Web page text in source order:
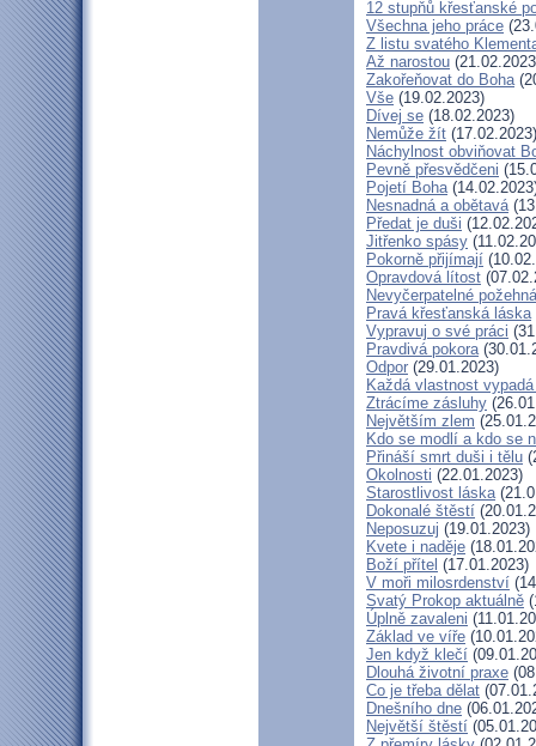
12 stupňů křesťanské
Všechna jeho práce
Z listu svatého
Až narostou
Zakořeňovat do Boha
Vše (19.02.2023)
Dívej se (18.02.2023)
Nemůže žít (17.02.2023)
Náchylnost obviňovat
Pevně přesvědčeni
Pojetí Boha
Nesnadná a obětavá
Předat je duši
Jitřenko spásy
Pokorně přijímají
Opravdová lítost
Nevyčerpatelné
Pravá křesťanská láska
Vypravuj o své práci
Pravdivá pokora
Odpor (29.01.2023)
Každá vlastnost
Ztrácíme zásluhy
Největším zlem
Kdo se modlí a kdo se
Přináší smrt duši i tělu
Okolnosti (22.01.2023)
Starostlivost láska
Dokonalé štěstí
Neposuzuj (19.01.2023)
Kvete i naděje
Boží přítel (17.01.2023)
V moři milosrdenství
Svatý Prokop aktuálně
Úplně zavaleni
Základ ve víře
Jen když klečí
Dlouhá životní praxe
Co je třeba dělat
Dnešního dne
Největší štěstí